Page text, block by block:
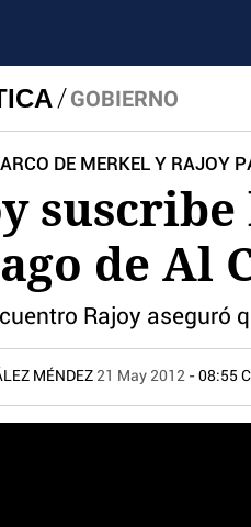
GOBIERNO
DE MERKEL Y RAJOY
de Al
Rajoy aseguró
MÉNDEZ 21 May 2012 - 08:55